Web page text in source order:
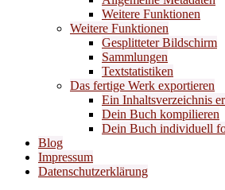
Weitere Funktionen
Weitere Funktionen
Gesplitteter Bildschirm
Sammlungen
Textstatistiken
Das fertige Werk exportieren
Ein Inhaltsverzeichnis
Dein Buch kompilieren
Dein Buch individuell
Blog
Impressum
Datenschutzerklärung